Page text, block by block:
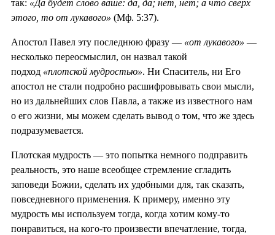
так: «Да будет слово ваше: да, да; нет, нет; а что сверх
этого, то от лукавого» (Мф. 5:37).
Апостол Павел эту последнюю фразу — «от лукавого» —
несколько переосмыслил, он назвал такой
подход «плотской мудростью». Ни Спаситель, ни Его
апостол не стали подробно расшифровывать свои мысли,
но из дальнейших слов Павла, а также из известного нам
о его жизни, мы можем сделать вывод о том, что же здесь
подразумевается.
Плотская мудрость — это попытка немного подправить
реальность, это наше всеобщее стремление сгладить
заповеди Божии, сделать их удобными для, так сказать,
повседневного применения. К примеру, именно эту
мудрость мы используем тогда, когда хотим кому-то
понравиться, на кого-то произвести впечатление, тогда,